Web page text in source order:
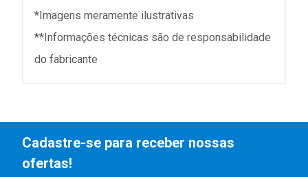
*Imagens meramente ilustrativas
**Informações técnicas são de responsabilidade
do fabricante
Cadastre-se para receber nossas
ofertas!